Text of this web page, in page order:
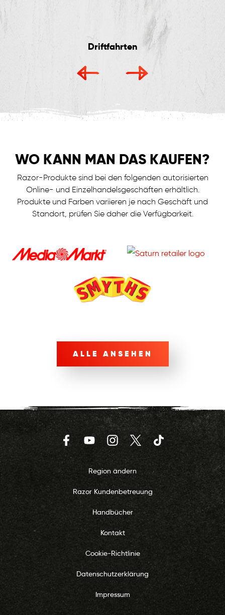
Driftfahrten
WO KANN MAN DAS KAUFEN?
Razor-Produkte sind bei den folgenden autorisierten
Online- und Einzelhandelsgeschäften erhältlich.
Produkte und Farben variieren je nach Geschäft und
Standort, prüfen Sie daher die Verfügbarkeit.
ALLE ANSEHEN
FacebookYouTubeInstagram
Twitter TikTok
Region ändern
Razor Kundenbetreuung
Handbücher
Kontakt
Cookie-Richtlinie
Datenschutzerklärung
Impressum